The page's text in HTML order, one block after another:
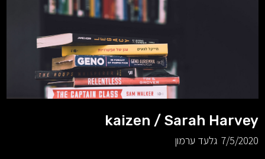
kaizen / Sarah Harvey
7/5/2020 גלעד ערמון